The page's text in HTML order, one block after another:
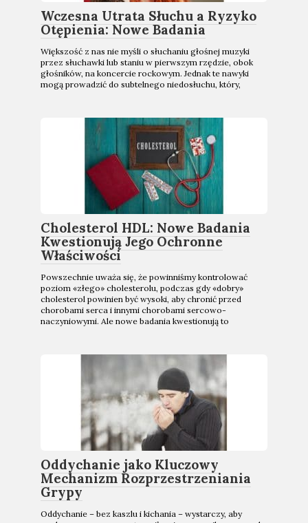
Wczesna Utrata Słuchu a Ryzyko
Otępienia: Nowe Badania
Większość z nas nie myśli o słuchaniu głośnej muzyki
przez słuchawki lub staniu w pierwszym rzędzie, obok
głośników, na koncercie rockowym. Jednak te nawyki
mogą prowadzić do subtelnego niedosłuchu, który,
Cholesterol HDL: Nowe Badania
Kwestionują Jego Ochronne
Właściwości
Powszechnie uważa się, że powinniśmy kontrolować
poziom «złego» cholesterolu, podczas gdy «dobry»
cholesterol powinien być wysoki, aby chronić przed
chorobami serca i innymi chorobami sercowo-
naczyniowymi. Ale nowe badania kwestionują to
Oddychanie jako Kluczowy
Mechanizm Rozprzestrzeniania
Grypy
Oddychanie – bez kaszlu i kichania – wystarczy, aby